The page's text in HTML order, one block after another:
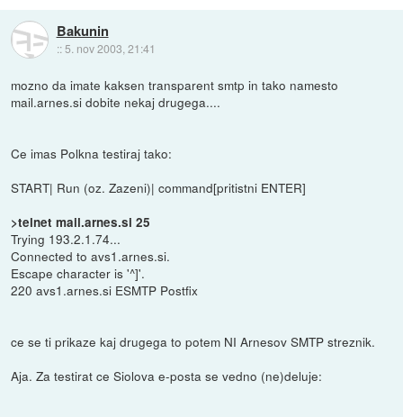
Bakunin
:: 5. nov 2003, 21:41
mozno da imate kaksen transparent smtp in tako namesto
mail.arnes.si dobite nekaj drugega....
Ce imas Polkna testiraj tako:
START| Run (oz. Zazeni)| command[pritistni ENTER]
>telnet mail.arnes.si 25
Trying 193.2.1.74...
Connected to avs1.arnes.si.
Escape character is '^]'.
220 avs1.arnes.si ESMTP Postfix
ce se ti prikaze kaj drugega to potem NI Arnesov SMTP streznik.
Aja. Za testirat ce Siolova e-posta se vedno (ne)deluje: